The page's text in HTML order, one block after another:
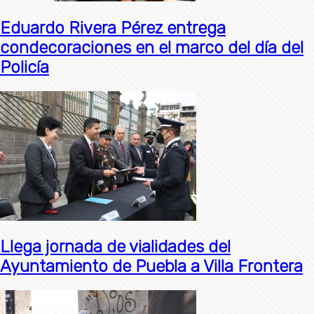
Eduardo Rivera Pérez entrega
condecoraciones en el marco del día del
Policía
Llega jornada de vialidades del
Ayuntamiento de Puebla a Villa Frontera